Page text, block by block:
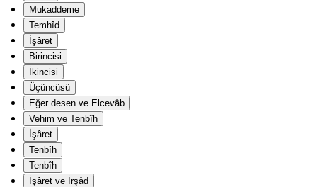
Mukaddeme
Temhîd
İşâret
Birincisi
İkincisi
Üçüncüsü
Eğer desen ve Elcevâb
Vehim ve Tenbîh
İşâret
Tenbîh
Tenbîh
İşâret ve İrşâd